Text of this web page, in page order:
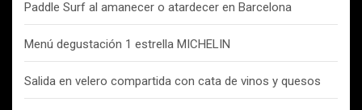
Paddle Surf al amanecer o atardecer en Barcelona
Menú degustación 1 estrella MICHELIN
Salida en velero compartida con cata de vinos y quesos